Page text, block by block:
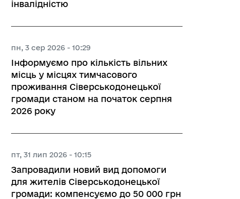
інвалідністю
пн, 3 сер 2026 - 10:29
Інформуємо про кількість вільних
місць у місцях тимчасового
проживання Сіверськодонецької
громади станом на початок серпня
2026 року
пт, 31 лип 2026 - 10:15
Запровадили новий вид допомоги
для жителів Сіверськодонецької
громади: компенсуємо до 50 000 грн